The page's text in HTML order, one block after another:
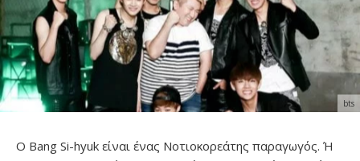
bts
Ο Bang Si-hyuk είναι ένας Νοτιοκορεάτης παραγωγός. Ή